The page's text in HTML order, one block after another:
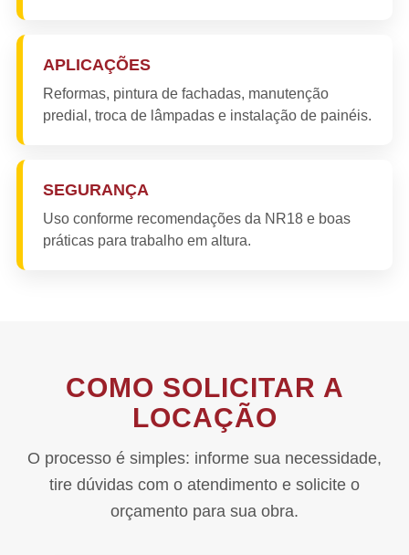
APLICAÇÕES
Reformas, pintura de fachadas, manutenção
predial, troca de lâmpadas e instalação de painéis.
SEGURANÇA
Uso conforme recomendações da NR18 e boas
práticas para trabalho em altura.
COMO SOLICITAR A
LOCAÇÃO
O processo é simples: informe sua necessidade,
tire dúvidas com o atendimento e solicite o
orçamento para sua obra.